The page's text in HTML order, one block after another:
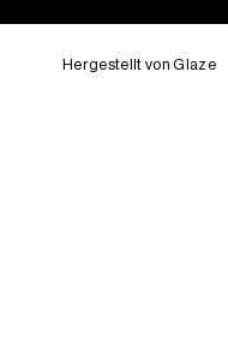
Hergestellt vonGlaze